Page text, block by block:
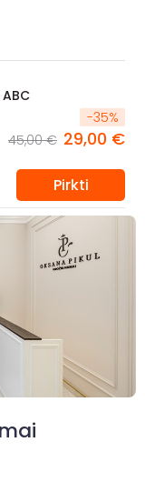
-35%
45,00 € 29,00 €
Pirkti